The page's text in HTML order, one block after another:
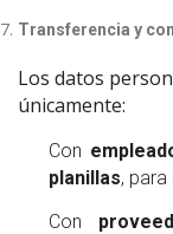
Transferencia y
Los datos
únicamente:
Con
planillas,
Con